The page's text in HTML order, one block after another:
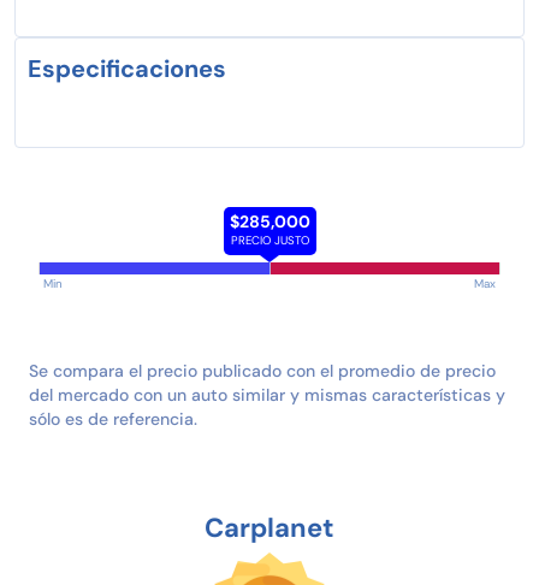
Especificaciones
$285,000
PRECIO JUSTO
Min Max
Se compara el precio publicado con el promedio de precio
del mercado con un auto similar y mismas características y
sólo es de referencia.
Carplanet